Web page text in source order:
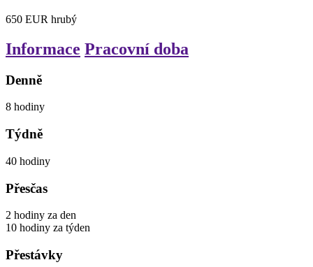
650 EUR hrubý
Informace Pracovní doba
Denně
8 hodiny
Týdně
40 hodiny
Přesčas
2 hodiny za den
10 hodiny za týden
Přestávky